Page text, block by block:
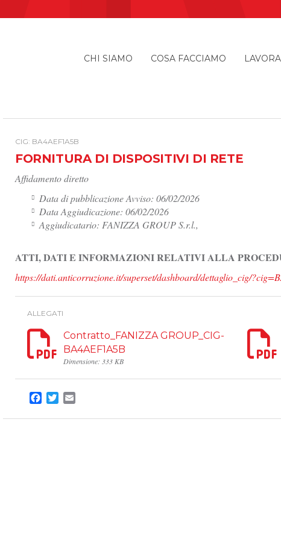
CHI SIAMO COSA FACCIAMO
CIG: BA4AEF1A5B
FORNITURA DI DISPOSITIVI DI RETE
Affidamento diretto
Data di pubblicazione Avviso: 06/02/2026
Data Aggiudicazione: 06/02/2026
Aggiudicatario: FANIZZA GROUP S.r.l.,
ATTI, DATI E INFORMAZIONI RELATIVI ALLA
https://dati.anticorruzione.it/superset/dashboard/dettaglio_cig/
ALLEGATI
Contratto_FANIZZA GROUP_CIG-
BA4AEF1A5B
Dimensione: 333 KB
Facebook
Twitter